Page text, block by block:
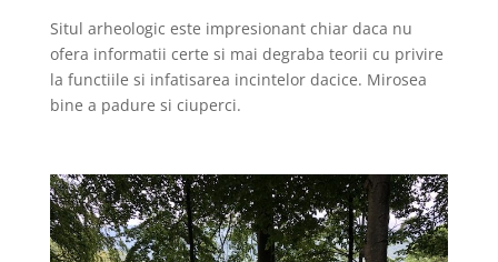
Situl arheologic este impresionant chiar daca nu
ofera informatii certe si mai degraba teorii cu privire
la functiile si infatisarea incintelor dacice. Mirosea
bine a padure si ciuperci.